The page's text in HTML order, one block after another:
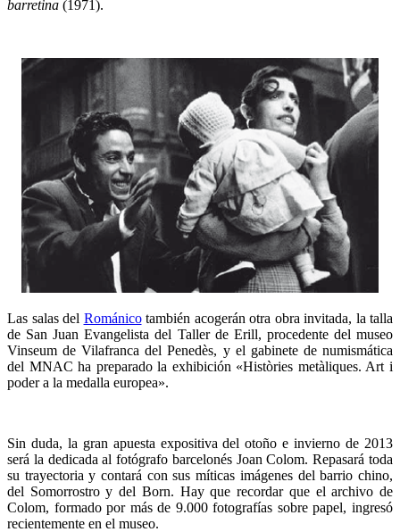
barretina (1971).
Las salas del Románicotambién acogerán otra obra invitada, la talla
de San Juan Evangelista del Taller de Erill, procedente del museo
Vinseum de Vilafranca del Penedès, y el gabinete de numismática
del MNAC ha preparado la exhibición «Històries metàliques. Art i
poder a la medalla europea».
Sin duda, la gran apuesta expositiva del otoño e invierno de 2013
será la dedicada al fotógrafo barcelonés Joan Colom. Repasará toda
su trayectoria y contará con sus míticas imágenes del barrio chino,
del Somorrostro y del Born. Hay que recordar que el archivo de
Colom, formado por más de 9.000 fotografías sobre papel, ingresó
recientemente en el museo.